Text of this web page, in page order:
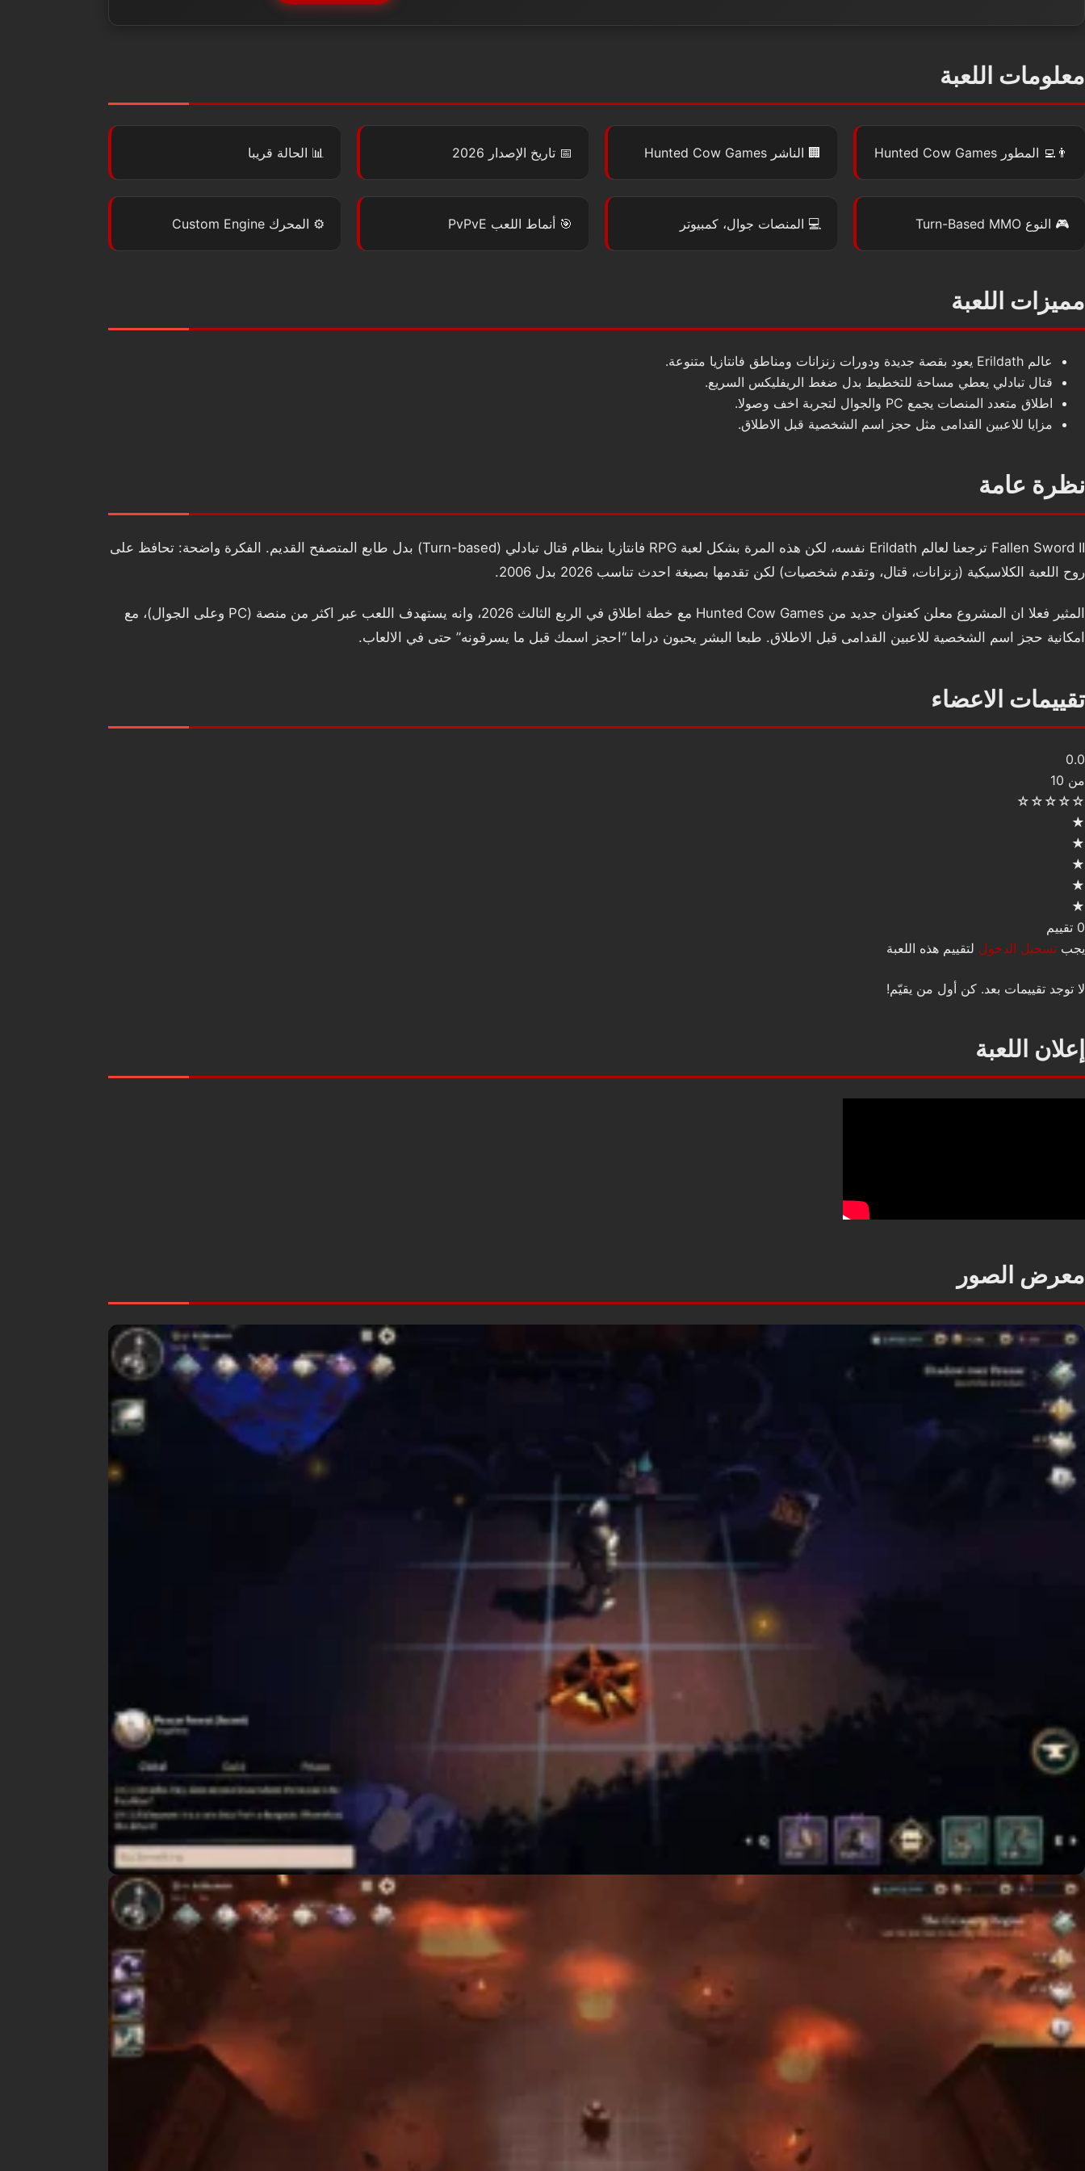
معلومات اللعبة
👨‍💻 المطور Hunted Cow Games
🏢 الناشر Hunted Cow Games
📅 تاريخ الإصدار 2026
📊 الحالة قريبا
🎮 النوع Turn-Based MMO
💻 المنصات جوال، كمبيوتر 🎯 أنماط اللعب PvPvE
⚙️ المحرك Custom Engine
مميزات اللعبة
عالم Erildath يعود بقصة جديدة ودورات زنزانات ومناطق فانتازيا متنوعة.
قتال تبادلي يعطي مساحة للتخطيط بدل ضغط الريفليكس السريع.
اطلاق متعدد المنصات يجمع PC والجوال لتجربة اخف وصولا.
مزايا للاعبين القدامى مثل حجز اسم الشخصية قبل الاطلاق.
نظرة عامة
Fallen Sword II ترجعنا لعالم Erildath نفسه، لكن هذه المرة بشكل لعبة RPG فانتازيا بنظام قتال تبادلي (Turn-based) بدل طابع المتصفح القديم. الفكرة واضحة: تحافظ على
روح اللعبة الكلاسيكية (زنزانات، قتال، وتقدم شخصيات) لكن تقدمها بصيغة احدث تناسب 2026 بدل 2006.
المثير فعلا ان المشروع معلن كعنوان جديد من Hunted Cow Games مع خطة اطلاق في الربع الثالث 2026، وانه يستهدف اللعب عبر اكثر من منصة (PC وعلى الجوال)، مع
امكانية حجز اسم الشخصية للاعبين القدامى قبل الاطلاق. طبعا البشر يحبون دراما “احجز اسمك قبل ما يسرقونه” حتى في الالعاب.
تقييمات الاعضاء
0.0
من 10
☆
☆
☆
☆
☆
★
★
★
★
★
0 تقييم
يجب تسجيل الدخول لتقييم هذه اللعبة
لا توجد تقييمات بعد. كن أول من يقيّم!
إعلان اللعبة
معرض الصور